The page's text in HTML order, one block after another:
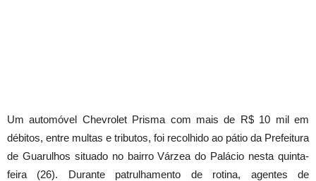
Um automóvel Chevrolet Prisma com mais de R$ 10 mil em
débitos, entre multas e tributos, foi recolhido ao pátio da Prefeitura
de Guarulhos situado no bairro Várzea do Palácio nesta quinta-
feira (26). Durante patrulhamento de rotina, agentes de